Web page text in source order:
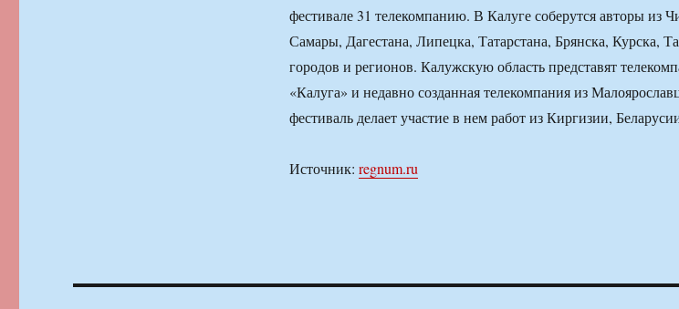
фестивале 31 телекомпанию. В Калуге соберутся авторы из
Самары, Дагестана, Липецка, Татарстана, Брянска, Курска,
городов и регионов. Калужскую область представят
«Калуга» и недавно созданная телекомпания из
фестиваль делает участие в нем работ из Киргизии,
Источник: regnum.ru